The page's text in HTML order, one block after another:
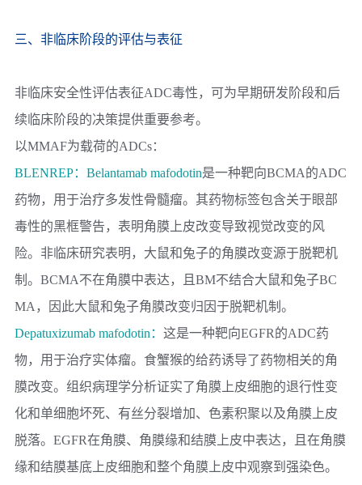
三、非临床阶段的评估与表征
非临床安全性评估表征ADC毒性，可为早期研发阶段和后
续临床阶段的决策提供重要参考。
以MMAF为载荷的ADCs：
BLENREP： Belantamab mafodotin是一种靶向BCMA的ADC
药物，用于治疗多发性骨髓瘤。其药物标签包含关于眼部
毒性的黑框警告，表明角膜上皮改变导致视觉改变的风
险。非临床研究表明，大鼠和兔子的角膜改变源于脱靶机
制。BCMA不在角膜中表达，且BM不结合大鼠和兔子BC
MA，因此大鼠和兔子角膜改变归因于脱靶机制。
Depatuxizumab mafodotin： 这是一种靶向EGFR的ADC药
物，用于治疗实体瘤。食蟹猴的给药诱导了药物相关的角
膜改变。组织病理学分析证实了角膜上皮细胞的退行性变
化和单细胞坏死、有丝分裂增加、色素积聚以及角膜上皮
脱落。EGFR在角膜、角膜缘和结膜上皮中表达，且在角膜
缘和结膜基底上皮细胞和整个角膜上皮中观察到强染色。